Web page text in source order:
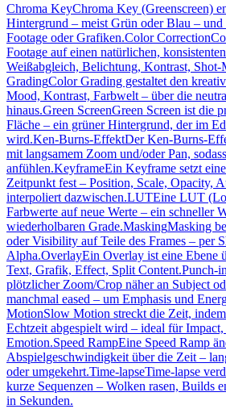
Chroma KeyChroma Key (Greenscreen)
Hintergrund – meist Grün oder Blau – und
Footage oder Grafiken.Color Correction
Footage auf einen natürlichen,
Weißabgleich, Belichtung, Kontrast, Shot-
GradingColor Grading gestaltet den
Mood, Kontrast, Farbwelt – über die
hinaus.Green ScreenGreen Screen ist die
Fläche – ein grüner Hintergrund, der im
wird.Ken-Burns-EffektDer Ken-Burns-
mit langsamem Zoom und/oder Pan,
anfühlen.KeyframeEin Keyframe setzt
Zeitpunkt fest – Position, Scale, Opacity,
interpoliert dazwischen.LUTEine LUT
Farbwerte auf neue Werte – ein schneller
wiederholbaren Grade.MaskingMasking
oder Visibility auf Teile des Frames – per
Alpha.OverlayEin Overlay ist eine Ebene
Text, Grafik, Effect, Split Content.Punch-in
plötzlicher Zoom/Crop näher an Subject
manchmal eased – um Emphasis und
MotionSlow Motion streckt die Zeit,
Echtzeit abgespielt wird – ideal für Impact,
Emotion.Speed RampEine Speed Ramp
Abspielgeschwindigkeit über die Zeit –
oder umgekehrt.Time-lapseTime-lapse
kurze Sequenzen – Wolken rasen, Builds
in Sekunden.